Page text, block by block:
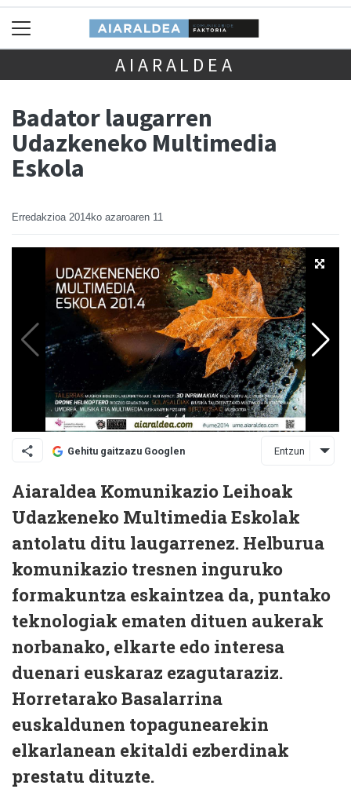
AIARALDEA
Badator laugarren
Udazkeneko Multimedia
Eskola
Erredakzioa 2014ko azaroaren 11
Gehitu gaitzazu Googlen Entzun
Aiaraldea Komunikazio Leihoak
Udazkeneko Multimedia Eskolak
antolatu ditu laugarrenez. Helburua
komunikazio tresnen inguruko
formakuntza eskaintzea da, puntako
teknologiak ematen dituen aukerak
norbanako, elkarte edo interesa
duenari euskaraz ezagutaraziz.
Horretarako Basalarrina
euskaldunen topagunearekin
elkarlanean ekitaldi ezberdinak
prestatu dituzte.